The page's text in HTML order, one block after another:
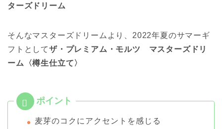
ターズドリーム
そんなマスターズドリームより、2022年夏のサマーギ
フトとしてザ・プレミアム・モルツ マスターズドリ
ーム〈樽生仕立て〉
麦芽のコクにアクセントを感じる